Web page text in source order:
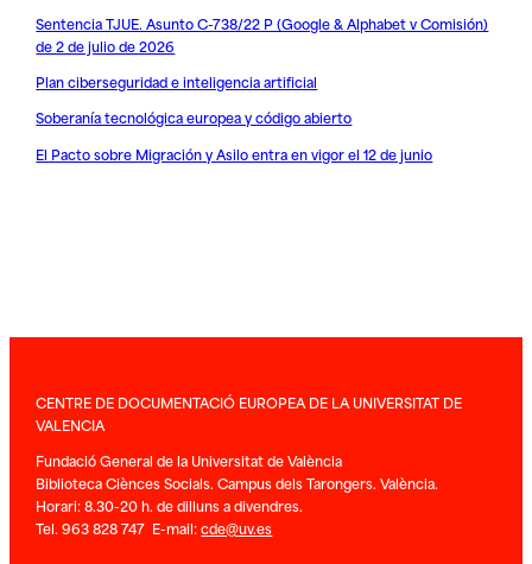
Sentencia TJUE. Asunto C-738/22 P (Google & Alphabet v Comisión)
de 2 de julio de 2026
Plan ciberseguridad e inteligencia artificial
Soberanía tecnológica europea y código abierto
El Pacto sobre Migración y Asilo entra en vigor el 12 de junio
CENTRE DE DOCUMENTACIÓ EUROPEA DE LA UNIVERSITAT DE
VALENCIA
Fundació General de la Universitat de València
Biblioteca Ciènces Socials. Campus dels Tarongers. València.
Horari: 8.30-20 h. de dilluns a divendres.
Tel. 963 828 747 E-mail:cde@uv.es